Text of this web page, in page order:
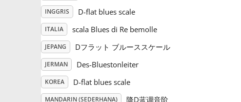
INGGRIS D-flat blues scale
ITALIA scala Blues di Re bemolle
JEPANG Dフラット ブルーススケール
JERMAN Des-Bluestonleiter
KOREA D-flat blues scale
MANDARIN (SEDERHANA) 降D蓝调音阶